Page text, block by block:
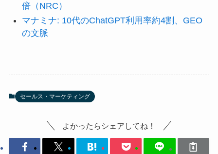
倍（NRC）
マナミナ: 10代のChatGPT利用率約4割、GEO
の文脈
セールス・マーケティング
よかったらシェアしてね！